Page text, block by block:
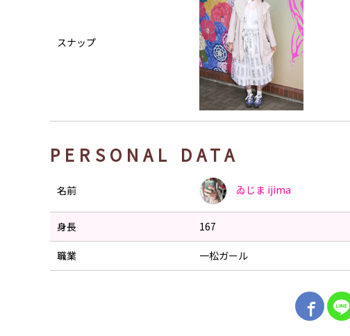
スナップ
PERSONAL DATA
名前 ゐじま ijima
身長 167
職業 一松ガール